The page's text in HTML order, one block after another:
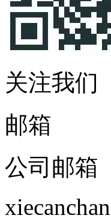
关注我们
邮箱
公司邮箱